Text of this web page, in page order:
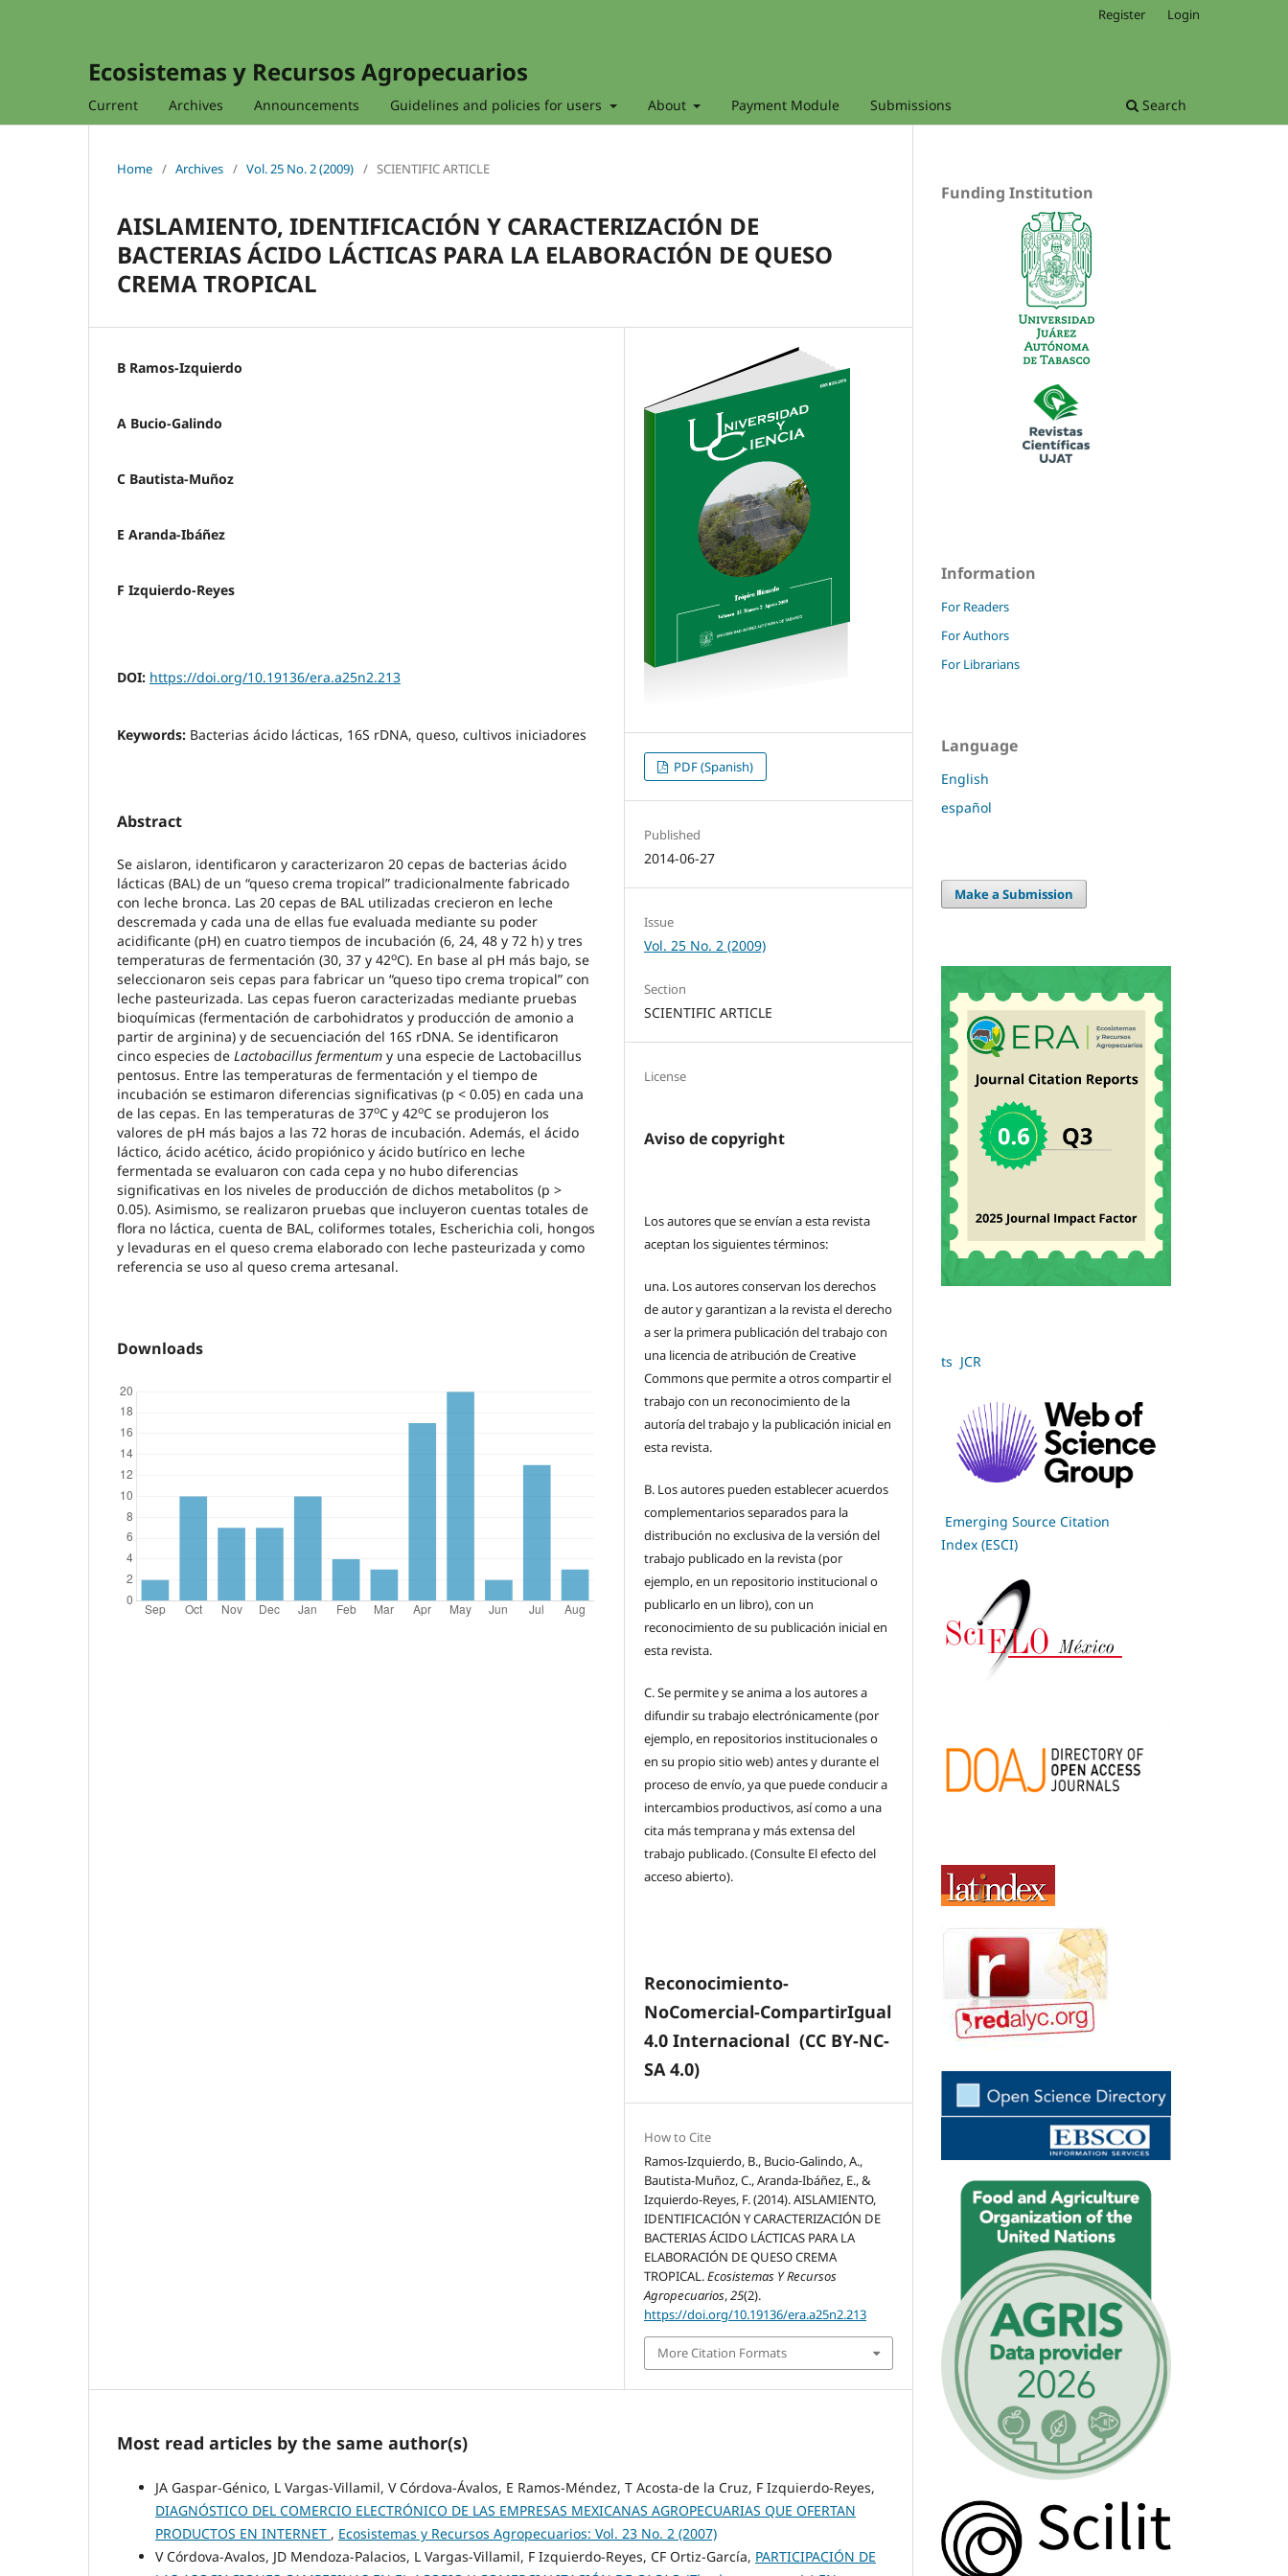
Ecosistemas y Recursos Agropecuarios
Current Archives Announcements Guidelines and policies for users About Payment Module Submissions Search
Register Login
Home / Archives / Vol. 25 No. 2 (2009) / SCIENTIFIC ARTICLE
AISLAMIENTO, IDENTIFICACIÓN Y CARACTERIZACIÓN DE
BACTERIAS ÁCIDO LÁCTICAS PARA LA ELABORACIÓN DE QUESO
CREMA TROPICAL
B Ramos-Izquierdo
A Bucio-Galindo
C Bautista-Muñoz
E Aranda-Ibáñez
F Izquierdo-Reyes
DOI: https://doi.org/10.19136/era.a25n2.213
Keywords: Bacterias ácido lácticas, 16S rDNA, queso, cultivos iniciadores
Abstract
Se aislaron, identificaron y caracterizaron 20 cepas de bacterias ácido
lácticas (BAL) de un “queso crema tropical” tradicionalmente fabricado
con leche bronca. Las 20 cepas de BAL utilizadas crecieron en leche
descremada y cada una de ellas fue evaluada mediante su poder
acidificante (pH) en cuatro tiempos de incubación (6, 24, 48 y 72 h) y tres
temperaturas de fermentación (30, 37 y 42oC). En base al pH más bajo, se
seleccionaron seis cepas para fabricar un “queso tipo crema tropical” con
leche pasteurizada. Las cepas fueron caracterizadas mediante pruebas
bioquímicas (fermentación de carbohidratos y producción de amonio a
partir de arginina) y de secuenciación del 16S rDNA. Se identificaron
cinco especies de Lactobacillus fermentum y una especie de Lactobacillus
pentosus. Entre las temperaturas de fermentación y el tiempo de
incubación se estimaron diferencias significativas (p < 0.05) en cada una
de las cepas. En las temperaturas de 37oC y 42oC se produjeron los
valores de pH más bajos a las 72 horas de incubación. Además, el ácido
láctico, ácido acético, ácido propiónico y ácido butírico en leche
fermentada se evaluaron con cada cepa y no hubo diferencias
significativas en los niveles de producción de dichos metabolitos (p >
0.05). Asimismo, se realizaron pruebas que incluyeron cuentas totales de
flora no láctica, cuenta de BAL, coliformes totales, Escherichia coli, hongos
y levaduras en el queso crema elaborado con leche pasteurizada y como
referencia se uso al queso crema artesanal.
Downloads
PDF (Spanish)
Published
2014-06-27
Issue
Vol. 25 No. 2 (2009)
Section
SCIENTIFIC ARTICLE
License
Aviso de copyright
Los autores que se envían a esta revista
aceptan los siguientes términos:
una. Los autores conservan los derechos
de autor y garantizan a la revista el derecho
a ser la primera publicación del trabajo con
una licencia de atribución de Creative
Commons que permite a otros compartir el
trabajo con un reconocimiento de la
autoría del trabajo y la publicación inicial en
esta revista.
B. Los autores pueden establecer acuerdos
complementarios separados para la
distribución no exclusiva de la versión del
trabajo publicado en la revista (por
ejemplo, en un repositorio institucional o
publicarlo en un libro), con un
reconocimiento de su publicación inicial en
esta revista.
C.Se permite y se anima a los autores a
difundir su trabajo electrónicamente (por
ejemplo, en repositorios institucionales o
en su propio sitio web) antes y durante el
proceso de envío, ya que puede conducir a
intercambios productivos, así como a una
cita más temprana y más extensa del
trabajo publicado. (Consulte El efecto del
acceso abierto).
Reconocimiento-
NoComercial-CompartirIgual
4.0 Internacional (CC BY-NC-
SA 4.0)
How to Cite
Ramos-Izquierdo, B., Bucio-Galindo, A.,
Bautista-Muñoz, C., Aranda-Ibáñez, E., &
Izquierdo-Reyes, F. (2014). AISLAMIENTO,
IDENTIFICACIÓN Y CARACTERIZACIÓN DE
BACTERIAS ÁCIDO LÁCTICAS PARA LA
ELABORACIÓN DE QUESO CREMA
TROPICAL.Ecosistemas Y Recursos
Agropecuarios,25(2).
https://doi.org/10.19136/era.a25n2.213
More Citation Formats
Most read articles by the same author(s)
JA Gaspar-Génico, L Vargas-Villamil, V Córdova-Ávalos, E Ramos-Méndez, T Acosta-de la Cruz, F Izquierdo-Reyes,
DIAGNÓSTICO DEL COMERCIO ELECTRÓNICO DE LAS EMPRESAS MEXICANAS AGROPECUARIAS QUE OFERTAN
PRODUCTOS EN INTERNET , Ecosistemas y Recursos Agropecuarios: Vol. 23 No. 2 (2007)
V Córdova-Avalos, JD Mendoza-Palacios, L Vargas-Villamil, F Izquierdo-Reyes, CF Ortiz-García, PARTICIPACIÓN DE
Funding Institution
Information
For Readers
For Authors
For Librarians
Language
English
español
Make a Submission
ts JCR
Emerging Source Citation
Index (ESCI)